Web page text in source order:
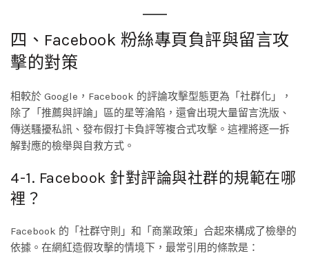
四、Facebook 粉絲專頁負評與留言攻
擊的對策
相較於 Google，Facebook 的評論攻擊型態更為「社群化」，
除了「推薦與評論」區的星等淪陷，還會出現大量留言洗版、
傳送騷擾私訊、發布假打卡負評等複合式攻擊。這裡將逐一拆
解對應的檢舉與自救方式。
4-1. Facebook 針對評論與社群的規範在哪
裡？
Facebook 的「社群守則」和「商業政策」合起來構成了檢舉的
依據。在網紅造假攻擊的情境下，最常引用的條款是：